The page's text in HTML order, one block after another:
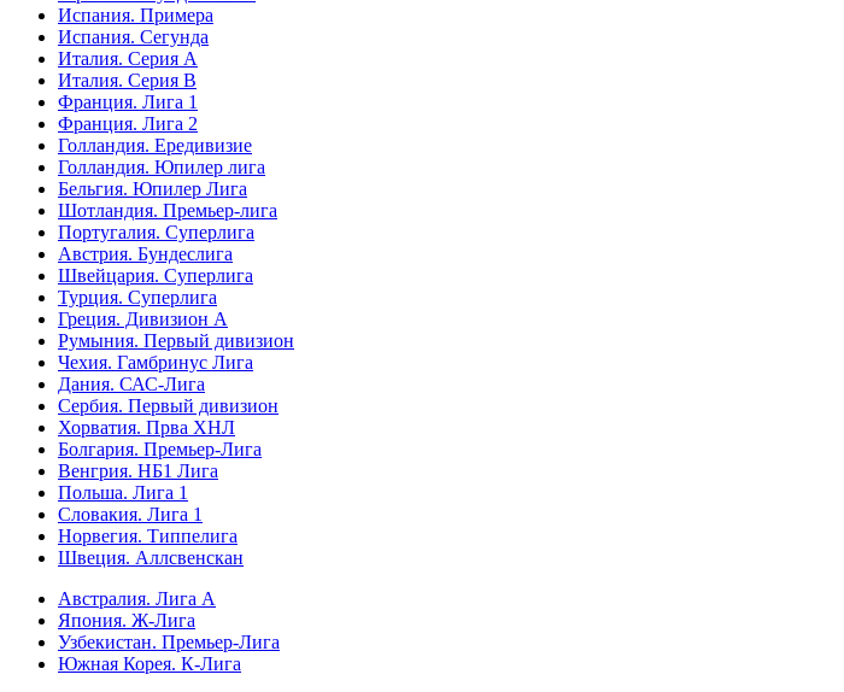
Испания. Примера
Испания. Сегунда
Италия. Серия А
Италия. Серия B
Франция. Лига 1
Франция. Лига 2
Голландия. Ередивизие
Голландия. Юпилер лига
Бельгия. Юпилер Лига
Шотландия. Премьер-лига
Португалия. Суперлига
Австрия. Бундеслига
Швейцария. Суперлига
Турция. Суперлига
Греция. Дивизион А
Румыния. Первый дивизион
Чехия. Гамбринус Лига
Дания. САС-Лига
Сербия. Первый дивизион
Хорватия. Прва ХНЛ
Болгария. Премьер-Лига
Венгрия. НБ1 Лига
Польша. Лига 1
Словакия. Лига 1
Норвегия. Типпелига
Швеция. Аллсвенскан
Австралия. Лига А
Япония. Ж-Лига
Узбекистан. Премьер-Лига
Южная Корея. К-Лига